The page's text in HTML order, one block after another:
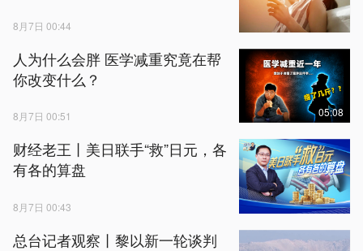
8月7日 00:44
人为什么会胖 医学减重究竟在帮
你改变什么？
8月7日 00:51 05:08
财经老王丨美日联手“救”日元，各
有各的算盘
8月7日 00:43
总台记者观察丨黎以新一轮谈判